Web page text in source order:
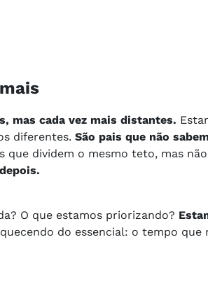
mas cada vez mais distantes.
diferentes. São pais que não
que dividem o mesmo teto, mas
O que estamos priorizando?
do essencial: o tempo